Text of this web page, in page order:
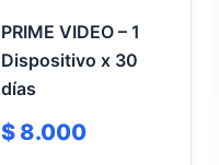
PRIME VIDEO – 1
Dispositivo x 30
días
$ 8.000